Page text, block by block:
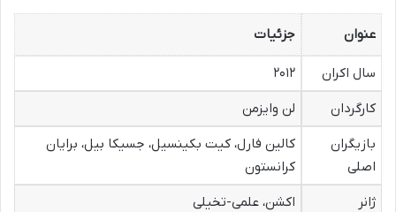
عنوان جزئیات
سال اکران
۲۰۱۲
کارگردان
لن وایزمن
بازیگران
اصلی
کالین فارل، کیت بکینسیل، جسیکا بیل، برایان
کرانستون
ژانر
اکشن، علمی-تخیلی